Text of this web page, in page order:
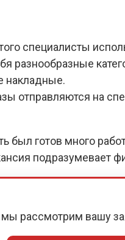
специалисты
разнообразные
накладные.
отправляются на
готов много
подразумевает
мы рассмотрим вашу